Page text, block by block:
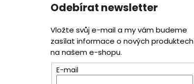
Odebírat newsletter
Vložte svůj e-mail a my vám budeme
zasílat informace o nových produktech
na našem e-shopu.
E-mail